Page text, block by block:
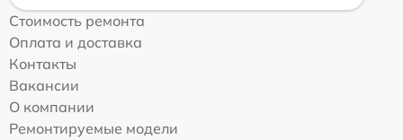
Стоимость ремонта
Оплата и доставка
Контакты
Вакансии
О компании
Ремонтируемые модели